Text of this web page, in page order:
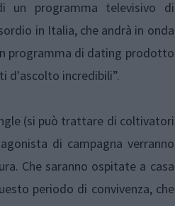
un programma televisivo di
in Italia, che andrà in onda
programma di dating prodotto
d'ascolto incredibili”.
(si può trattare di coltivatori
di campagna verranno
Che saranno ospitate a casa
periodo di convivenza, che